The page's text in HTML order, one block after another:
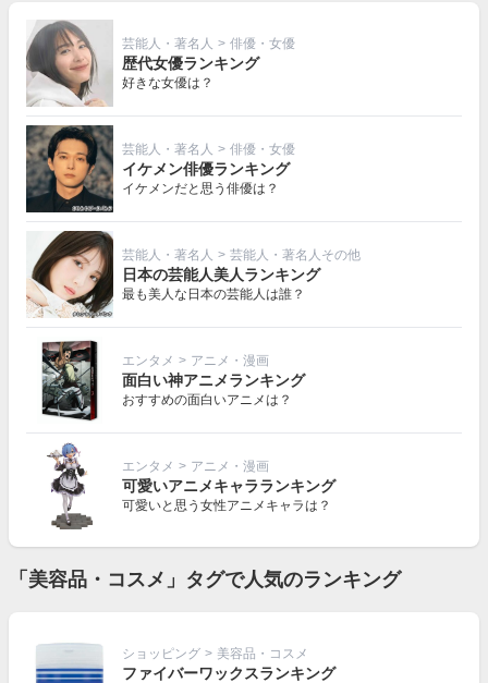
芸能人・著名人 > 俳優・女優
歴代女優ランキング
好きな女優は？
芸能人・著名人 > 俳優・女優
イケメン俳優ランキング
イケメンだと思う俳優は？
芸能人・著名人 > 芸能人・著名人その他
日本の芸能人美人ランキング
最も美人な日本の芸能人は誰？
エンタメ > アニメ・漫画
面白い神アニメランキング
おすすめの面白いアニメは？
エンタメ > アニメ・漫画
可愛いアニメキャラランキング
可愛いと思う女性アニメキャラは？
「美容品・コスメ」タグで人気のランキング
ショッピング > 美容品・コスメ
ファイバーワックスランキング